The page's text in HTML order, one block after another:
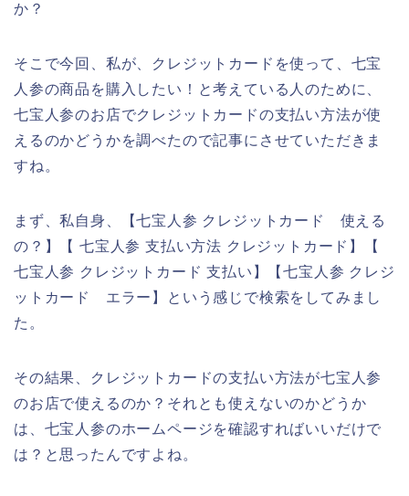
か？
そこで今回、私が、クレジットカードを使って、七宝
人参の商品を購入したい！と考えている人のために、
七宝人参のお店でクレジットカードの支払い方法が使
えるのかどうかを調べたので記事にさせていただきま
すね。
まず、私自身、【七宝人参 クレジットカード 使える
の？】【 七宝人参 支払い方法 クレジットカード】【
七宝人参 クレジットカード 支払い】【七宝人参 クレジ
ットカード エラー】という感じで検索をしてみまし
た。
その結果、クレジットカードの支払い方法が七宝人参
のお店で使えるのか？それとも使えないのかどうか
は、七宝人参のホームページを確認すればいいだけで
は？と思ったんですよね。